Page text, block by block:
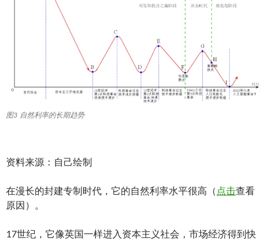
图3 自然利率的长期趋势
资料来源：自己绘制
在漫长的封建专制时代，它的自然利率水平很高（ 点击查看
原因）。
17世纪，它像英国一样进入资本主义社会，市场经济得到快